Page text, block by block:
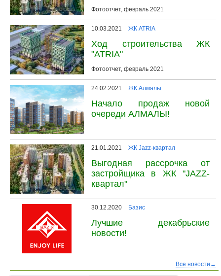
Фотоотчет, февраль 2021
10.03.2021 ЖК ATRIA
Ход строительства ЖК
"ATRIA"
Фотоотчет, февраль 2021
24.02.2021 ЖК Алмалы
Начало продаж новой
очереди АЛМАЛЫ!
21.01.2021 ЖК Jazz-квартал
Выгодная рассрочка от
застройщика в ЖК "JAZZ-
квартал"
30.12.2020 Базис
Лучшие декабрьские
новости!
Все новости→